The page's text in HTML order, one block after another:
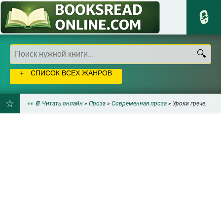
СПИСОК ВСЕХ ЖАНРОВ
👀 📔 Читать онлайн » Проза » Современная проза » Уроки греческого - Хан Ган